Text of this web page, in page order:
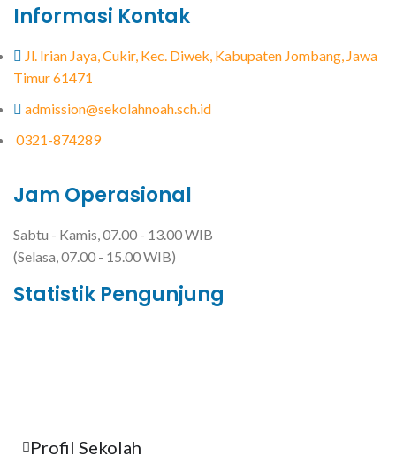
Informasi Kontak
Jl. Irian Jaya, Cukir, Kec. Diwek, Kabupaten Jombang, Jawa
Timur 61471
admission@sekolahnoah.sch.id
0321-874289
Jam Operasional
Sabtu - Kamis, 07.00 - 13.00 WIB
(Selasa, 07.00 - 15.00 WIB)
Statistik Pengunjung
Profil Sekolah